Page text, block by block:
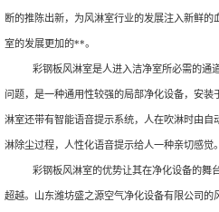
断的推陈出新，为风淋室行业的发展注入新鲜
室的发展更加的**。
彩钢板风淋室是人进入洁净室所必需的通
问题，是一种通用性较强的局部净化设备，安
淋室还带有智能语音提示系统，人在吹淋时由
淋除尘过程，人性化语音提示给人一种亲切感觉。
彩钢板风淋室的优势让其在净化设备的舞
超越。山东潍坊盛之源空气净化设备有限公司的